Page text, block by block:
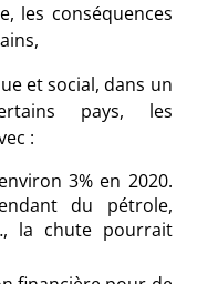
et social, dans un
pays, les
:
3% en 2020.
du pétrole,
la chute pourrait